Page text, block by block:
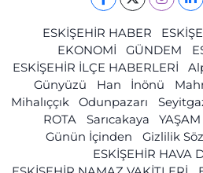
ESKİŞEHİR HABER
EKONOMİ
GÜNDEM
ESKİŞEHİR İLÇE HABERLERİ
Günyüzü
Han İnönü
Mihalıççık
Odunpazarı
ROTA
Sarıcakaya YAŞAM
Günün İçinden
Gizlilik
ESKİŞEHİR HAVA